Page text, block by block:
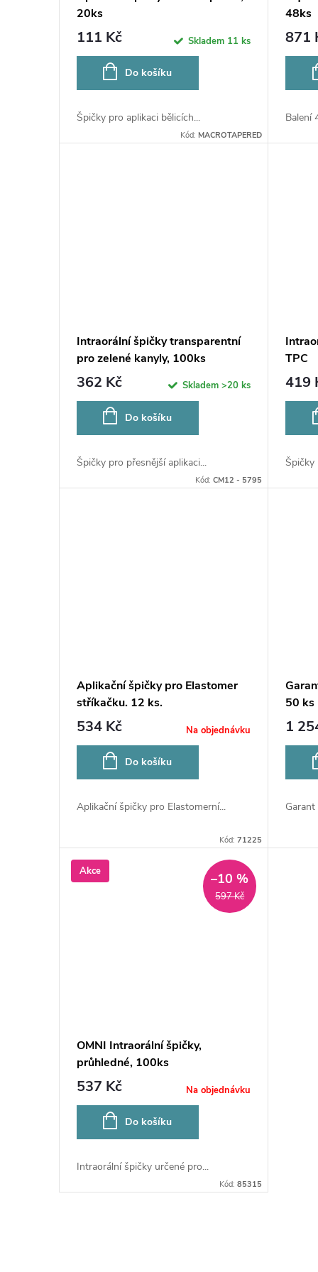
u
20ks
111 Kč Skladem 11 ks
Do košíku
Špičky pro aplikaci bělicích...
Kód: MACROTAPERED
48ks
871
Balení
Intraorální špičky transparentní
pro zelené kanyly, 100ks
362 Kč Skladem>20 ks
Do košíku
Špičky pro přesnější aplikaci...
Kód:CM12 - 5795
TPC
419
Špičky
Aplikační špičky pro Elastomer
stříkačku. 12 ks.
534 Kč Na objednávku
Do košíku
Aplikační špičky pro Elastomerní...
Kód:71225
50 ks
1
Akce
597 Kč
–10 %
OMNI Intraorální špičky,
průhledné, 100ks
537 Kč Na objednávku
Do košíku
Intraorální špičky určené pro...
Kód:85315